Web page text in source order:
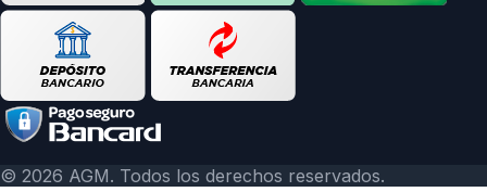
© 2026 AGM. Todos los derechos reservados.